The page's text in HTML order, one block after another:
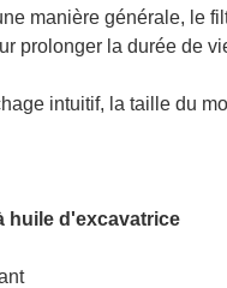
manière générale, le
prolonger la durée de
intuitif, la taille du
huile d'excavatrice